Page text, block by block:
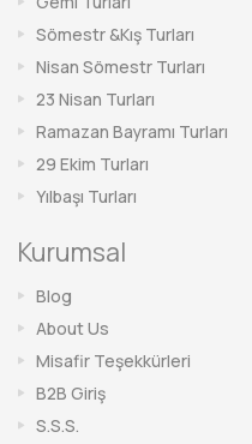
Sömestr &Kış Turları
Nisan Sömestr Turları
23 Nisan Turları
Ramazan Bayramı Turları
29 Ekim Turları
Yılbaşı Turları
Kurumsal
Blog
About Us
Misafir Teşekkürleri
B2B Giriş
S.S.S.